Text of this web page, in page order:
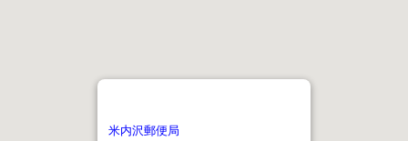
米内沢郵便局